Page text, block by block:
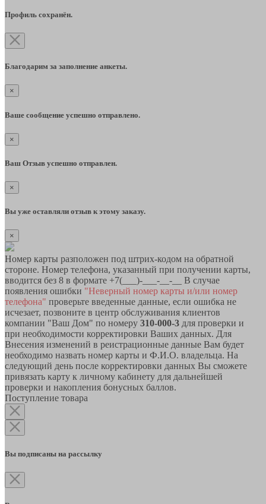
Профиль сохранён.
Благодарим за заполнение анкеты.
×
Ваше сообщение успешно отправлено.
×
Ваш Отзыв успешно отправлен.
×
Вы уже оставляли отзыв к этому заказу.
×
Номер карты разположен под штрих-кодом на обратной
стороне. Номер телефона, указанный при получении карты,
вводится без 8 в формате +7(___)-___-__-__ В случае
появления ошибки "Неверный номер карты и/или номер
телефона" проверьте введенные данные, если ошибка не
исчезает, позвоните в центр обслуживания клиентов
компании "Ваш Дом" по номеру 310-000-3 для проверки и
при необходимости корректировки Ваших данных. Для
Внесения изменений в реистрационные данные Вам будет
необходимо назвать номер карты и Ф.И.О. владельца. На
следующий день после корректировки данных Вы сможете
привязать карту к личному кабинету для дальнейшей
проверки и накопления бонусных баллов.
Поступление товара
Вы подписаны на рассылку